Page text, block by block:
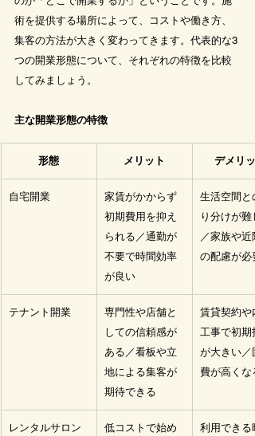
術を提供する場所によって、コストや働き方、
集客の方法が大きく変わってきます。代表的な3
つの開業形態について、それぞれの特徴を比較
してみましょう。
主な開業形態の特徴
形態 メリット デメリッ
自宅開業
家賃がかからず
初期費用を抑え
られる／通勤が
不要で時間効率
が良い
生活空間と
り分けが難
／家族や近
の配慮が必
テナント開業
専門性や店舗と
しての信頼感が
ある／看板や立
地による集客が
期待できる
賃貸契約や
工事で初期
が大きい／
費が高くな
レンタルサロン
低コストで始め
利用できる